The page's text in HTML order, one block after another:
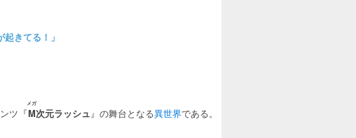
起きてる！」
ツ『M
メガ
次元ラッシュ』の舞台となる異世界である。